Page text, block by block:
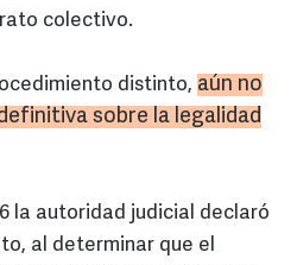
colectivo.
distinto, aún no
sobre la legalidad
la autoridad judicial declaró
al determinar que el